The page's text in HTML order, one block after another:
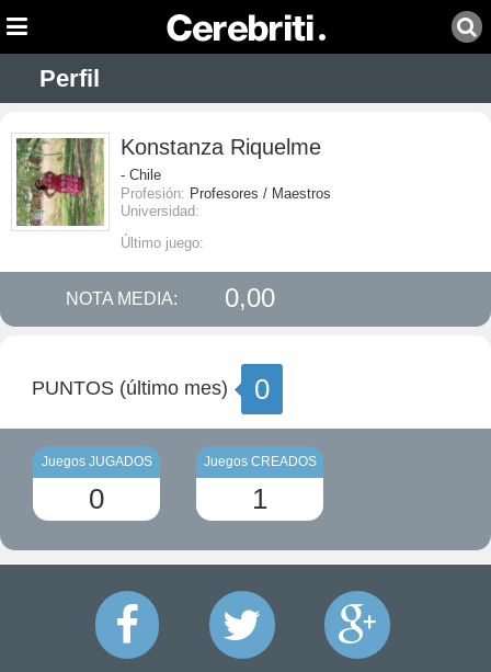
Perfil
Konstanza Riquelme
- Chile
Profesión: Profesores / Maestros
Universidad:
Último juego:
NOTA MEDIA: 0,00
PUNTOS (último mes) 0
Juegos JUGADOS
0
Juegos CREADOS
1